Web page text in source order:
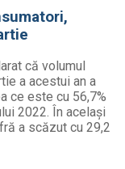
că volumul
a acestui an a
ce este cu 56,7%
2022. În același
a scăzut cu 29,2